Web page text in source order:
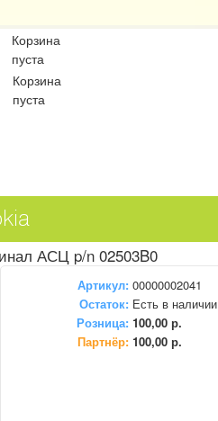
Корзина
пуста
Корзина
пуста
АСЦ p/n 02503B0
Артикул: 00000002041
Остаток: Есть в наличии
Розница: 100,00 р.
Партнёр: 100,00 р.